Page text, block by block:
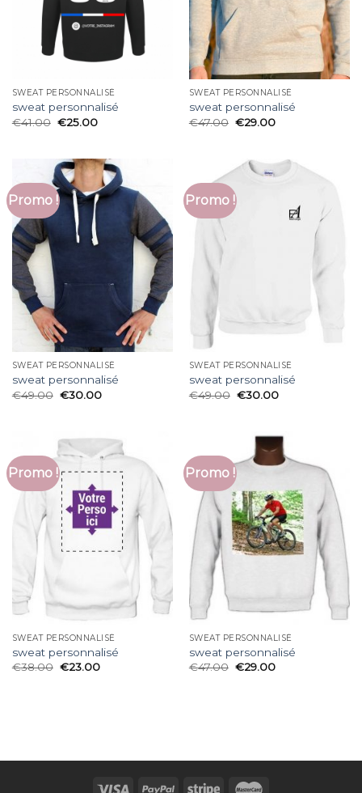
SWEAT PERSONNALISÉ
sweat personnalisé
€41.00 €25.00
SWEAT PERSONNALISÉ
sweat personnalisé
€47.00 €29.00
Promo !
SWEAT PERSONNALISÉ
sweat personnalisé
€49.00 €30.00
Promo !
SWEAT PERSONNALISÉ
sweat personnalisé
€49.00 €30.00
Promo !
SWEAT PERSONNALISÉ
sweat personnalisé
€38.00 €23.00
Promo !
SWEAT PERSONNALISÉ
sweat personnalisé
€47.00 €29.00